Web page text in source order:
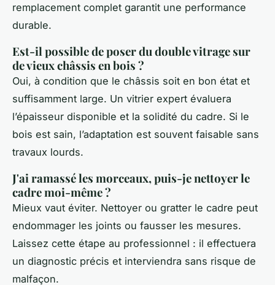
remplacement complet garantit une performance
durable.
Est-il possible de poser du double vitrage sur
de vieux châssis en bois ?
Oui, à condition que le châssis soit en bon état et
suffisamment large. Un vitrier expert évaluera
l’épaisseur disponible et la solidité du cadre. Si le
bois est sain, l’adaptation est souvent faisable sans
travaux lourds.
J'ai ramassé les morceaux, puis-je nettoyer le
cadre moi-même ?
Mieux vaut éviter. Nettoyer ou gratter le cadre peut
endommager les joints ou fausser les mesures.
Laissez cette étape au professionnel : il effectuera
un diagnostic précis et interviendra sans risque de
malfaçon.